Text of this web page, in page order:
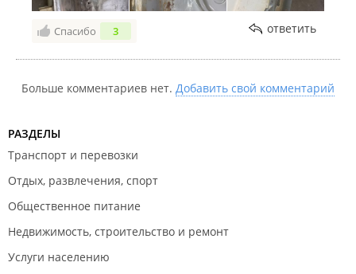
советуем связываться с этой фирмой.
Спасибо 3 ответить
Больше комментариев нет. Добавить свой комментарий
РАЗДЕЛЫ
Транспорт и перевозки
Отдых, развлечения, спорт
Общественное питание
Недвижимость, строительство и ремонт
Услуги населению